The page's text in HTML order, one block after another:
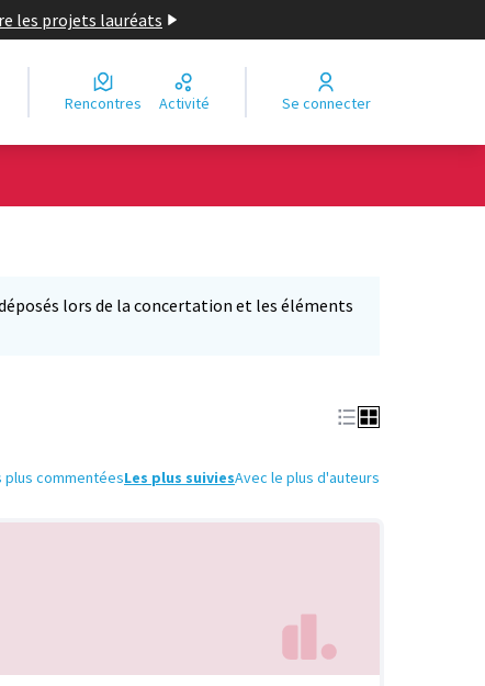
les projets lauréats
Rencontres Activité Se connecter
dans un nouvel onglet)
lors de la concertation et les éléments
plus commentéesLes plus suiviesAvec le plus d'auteurs